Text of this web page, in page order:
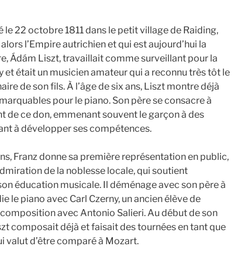
le 22 octobre 1811 dans le petit village de Raiding,
l’Empire autrichien et qui est aujourd’hui la
Ádám Liszt, travaillait comme surveillant pour la
et était un musicien amateur qui a reconnu très tôt le
de son fils. À l’âge de six ans, Liszt montre déjà
pour le piano. Son père se consacre à
de ce don, emmenant souvent le garçon à des
à développer ses compétences.
Franz donne sa première représentation en public,
de la noblesse locale, qui soutient
éducation musicale. Il déménage avec son père à
le piano avec Carl Czerny, un ancien élève de
avec Antonio Salieri. Au début de son
composait déjà et faisait des tournées en tant que
valut d’être comparé à Mozart.